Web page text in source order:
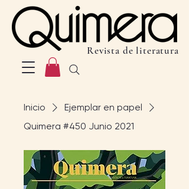
Revista de literatura
Inicio
Ejemplar en papel
Quimera #450 Junio 2021